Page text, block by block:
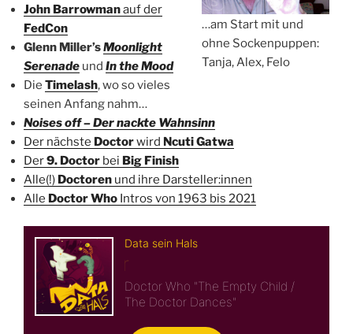
…am Start mit und
ohne Sockenpuppen:
Tanja, Alex, Felo
John Barrowmanauf der
FedCon
Glenn Miller’sMoonlight
Serenade und In the Mood
Die Timelash, wo so vieles
seinen Anfang nahm…
Noises off – Der nackte Wahnsinn
Der nächste Doctorwird Ncuti Gatwa
Der9. Doctor bei Big Finish
Alle(!) Doctoren und ihre Darsteller:innen
Alle Doctor Who Intros von 1963 bis 2021